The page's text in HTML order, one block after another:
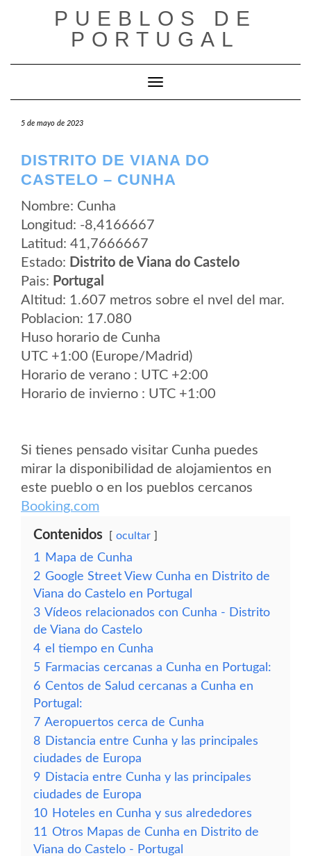
PUEBLOS DE
PORTUGAL
Cambiar modo de navegación
5 de mayo de 2023
DISTRITO DE VIANA DO
CASTELO – CUNHA
Nombre: Cunha
Longitud: -8,4166667
Latitud: 41,7666667
Estado: Distrito de Viana do Castelo
Pais: Portugal
Altitud: 1.607 metros sobre el nvel del mar.
Poblacion: 17.080
Huso horario de Cunha
UTC +1:00 (Europe/Madrid)
Horario de verano : UTC +2:00
Horario de invierno : UTC +1:00
Si tienes pensado visitar Cunha puedes
mirar la disponibilidad de alojamientos en
este pueblo o en los pueblos cercanos
Booking.com
Contenidos ocultar
1
Mapa de Cunha
2 Google Street View Cunha en Distrito de
Viana do Castelo en Portugal
3 Vídeos relacionados con Cunha - Distrito
de Viana do Castelo
4 el tiempo en Cunha
5 Farmacias cercanas a Cunha en Portugal:
6 Centos de Salud cercanas a Cunha en
Portugal:
7 Aeropuertos cerca de Cunha
8 Distancia entre Cunha y las principales
ciudades de Europa
9 Distacia entre Cunha y las principales
ciudades de Europa
10 Hoteles en Cunha y sus alrededores
11 Otros Mapas de Cunha en Distrito de
Viana do Castelo - Portugal